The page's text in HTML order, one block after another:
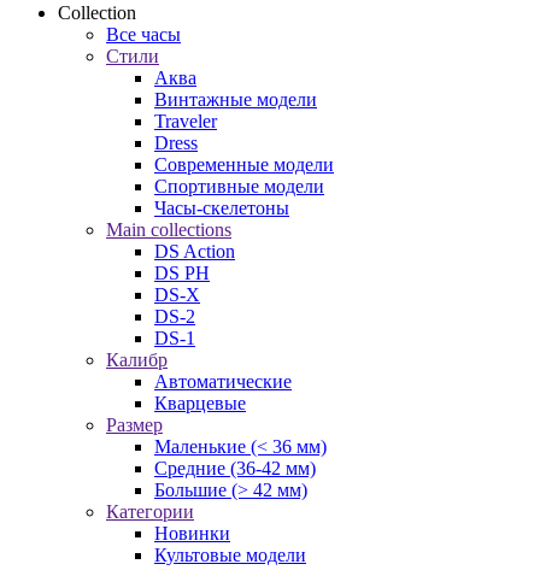
Collection
Все часы
Стили
Аква
Винтажные модели
Traveler
Dress
Современные модели
Спортивные модели
Часы-скелетоны
Main collections
DS Action
DS PH
DS-X
DS-2
DS-1
Калибр
Автоматические
Кварцевые
Размер
Маленькие (< 36 мм)
Средние (36-42 мм)
Большие (> 42 мм)
Категории
Новинки
Культовые модели